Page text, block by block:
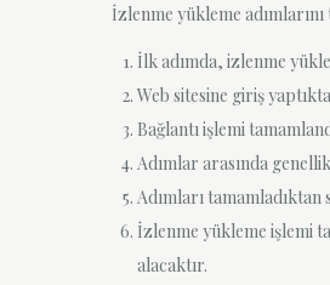
İzlenme yükleme
İlk adımda, izlenme
Web sitesine giriş
Bağlantı işlemi
Adımlar arasında
Adımları
İzlenme yükleme işlemi
alacaktır.